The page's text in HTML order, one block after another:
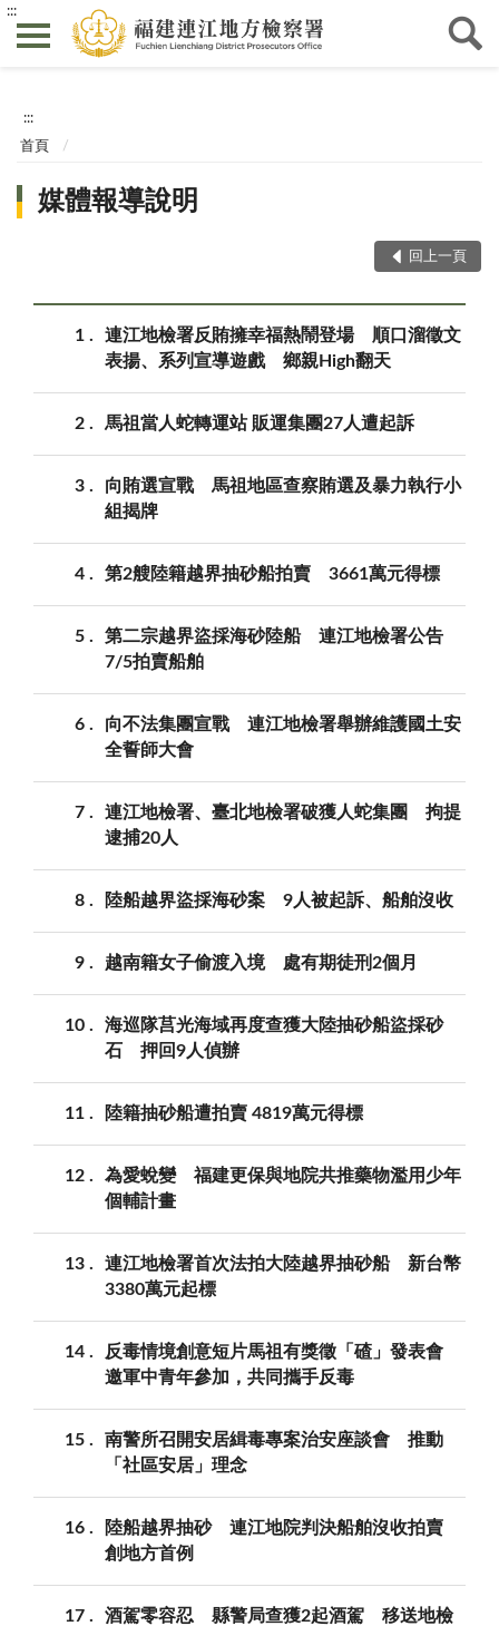
:::
:::
首頁
媒體報導說明
回上一頁
1
連江地檢署反賄擁幸福熱鬧登場 順口溜徵文
表揚、系列宣導遊戲 鄉親High翻天
2 馬祖當人蛇轉運站 販運集團27人遭起訴
3
向賄選宣戰 馬祖地區查察賄選及暴力執行小
組揭牌
4 第2艘陸籍越界抽砂船拍賣 3661萬元得標
5
第二宗越界盜採海砂陸船 連江地檢署公告
7/5拍賣船舶
6
向不法集團宣戰 連江地檢署舉辦維護國土安
全誓師大會
7
連江地檢署、臺北地檢署破獲人蛇集團 拘提
逮捕20人
8 陸船越界盜採海砂案 9人被起訴、船舶沒收
9 越南籍女子偷渡入境 處有期徒刑2個月
10
海巡隊莒光海域再度查獲大陸抽砂船盜採砂
石 押回9人偵辦
11 陸籍抽砂船遭拍賣 4819萬元得標
12
為愛蛻變 福建更保與地院共推藥物濫用少年
個輔計畫
13
連江地檢署首次法拍大陸越界抽砂船 新台幣
3380萬元起標
14
反毒情境創意短片馬祖有獎徵「碴」發表會
邀軍中青年參加，共同攜手反毒
15
南警所召開安居緝毒專案治安座談會 推動
「社區安居」理念
16
陸船越界抽砂 連江地院判決船舶沒收拍賣
創地方首例
17
酒駕零容忍 縣警局查獲2起酒駕 移送地檢